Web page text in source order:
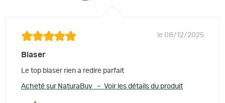
le 08/12/2025
Blaser
Le top blaser rien a redire parfait
Acheté sur NaturaBuy – Voir les détails du produit